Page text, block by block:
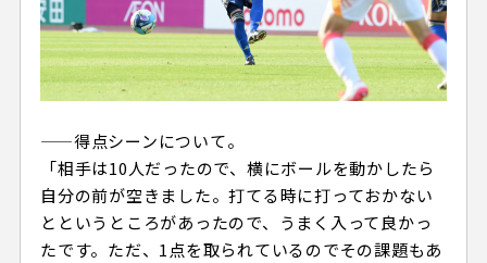
——得点シーンについて。
「相手は10人だったので、横にボールを動かしたら
自分の前が空きました。打てる時に打っておかない
とというところがあったので、うまく入って良かっ
たです。ただ、1点を取られているのでその課題もあ